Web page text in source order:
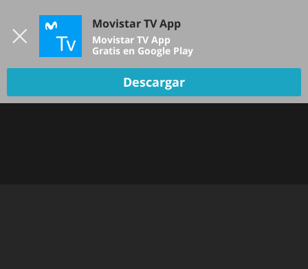
TV EN VIVO
Movistar TV App
Movistar TV App
Gratis en Google Play
Descargar